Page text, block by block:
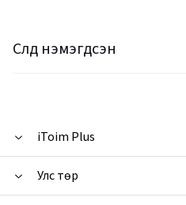
Сүүлд нэмэгдсэн
iToim Plus
Улс төр